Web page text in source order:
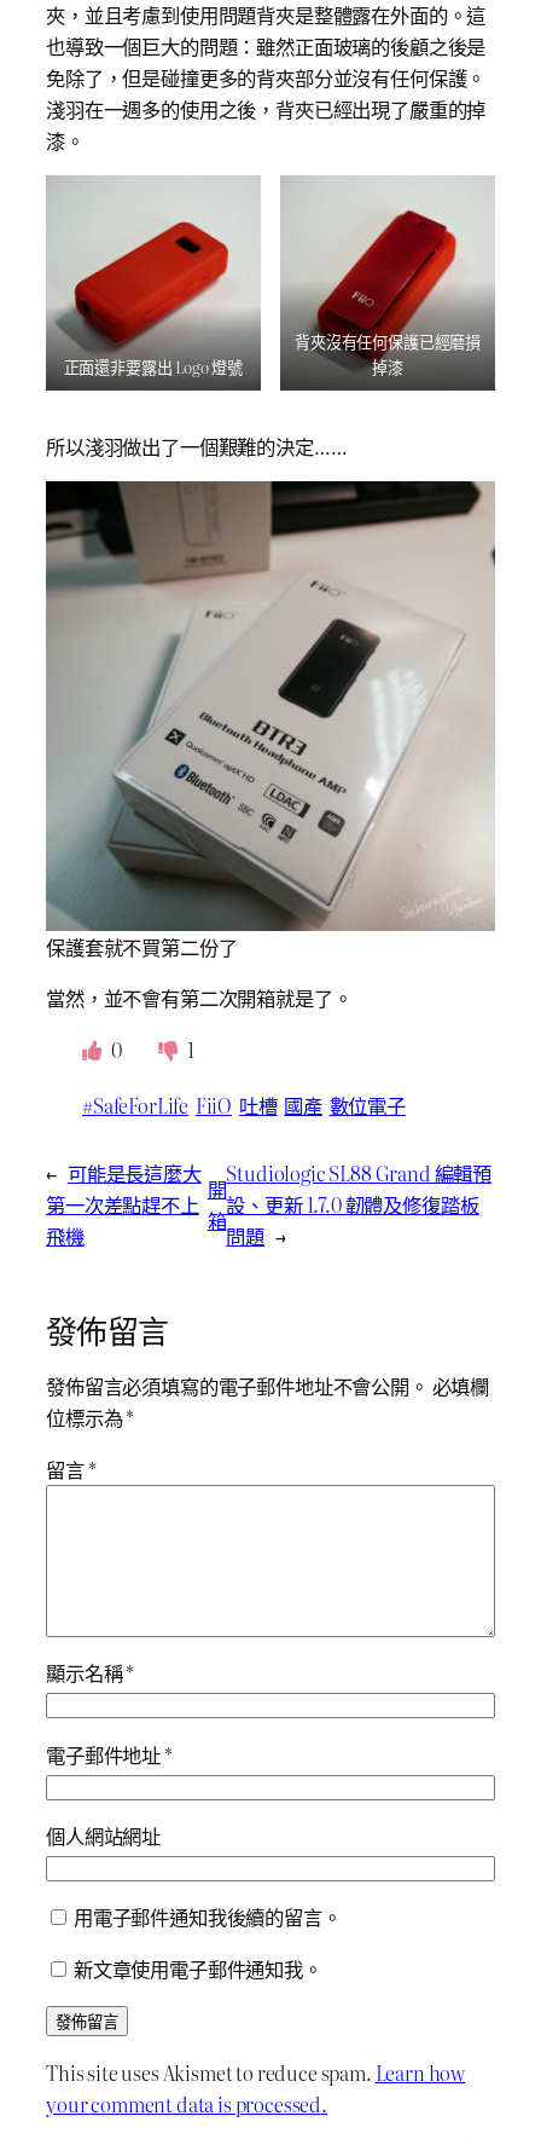
夾，並且考慮到使用問題背夾是整體露在外面的。這
也導致一個巨大的問題：雖然正面玻璃的後顧之後是
免除了，但是碰撞更多的背夾部分並沒有任何保護。
淺羽在一週多的使用之後，背夾已經出現了嚴重的掉
漆。
正面還非要露出 Logo 燈號
背夾沒有任何保護已經磨損
掉漆
所以淺羽做出了一個艱難的決定……
保護套就不買第二份了
當然，並不會有第二次開箱就是了。
0
1
#SafeForLife FiiO 吐槽 國產 數位電子
← 可能是長這麼大
第一次差點趕不上
飛機
開
箱
Studiologic SL88 Grand 編輯預
設、更新 1.7.0 韌體及修復踏板
問題 →
發佈留言
發佈留言必須填寫的電子郵件地址不會公開。 必填欄
位標示為*
留言*
顯示名稱*
電子郵件地址*
個人網站網址
用電子郵件通知我後續的留言。
新文章使用電子郵件通知我。
This site uses Akismet to reduce spam. Learn how
your comment data is processed.